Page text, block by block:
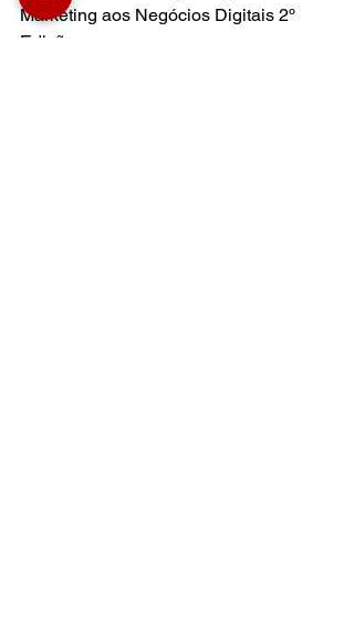
Marketing aos Negócios Digitais 2º
Edição